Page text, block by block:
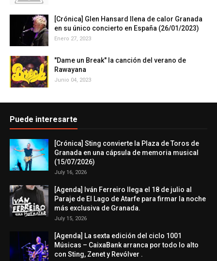
[Crónica] Glen Hansard llena de calor Granada
en su único concierto en España (26/01/2023)
Enero 27, 2023
"Dame un Break" la canción del verano de
Rawayana
Junio 04, 2023
Puede interesarte
[Crónica] Sting convierte la Plaza de Toros de
Granada en una cápsula de memoria musical
(15/07/2026)
July 16, 2026
[Agenda] Iván Ferreiro llega el 18 de julio al
Paraje de El Lago de Atarfe para firmar la noche
más exclusiva de Granada.
July 15, 2026
[Agenda] La sexta edición del ciclo 1001
Músicas – CaixaBank arranca por todo lo alto
con Sting, Zenet y Revólver .